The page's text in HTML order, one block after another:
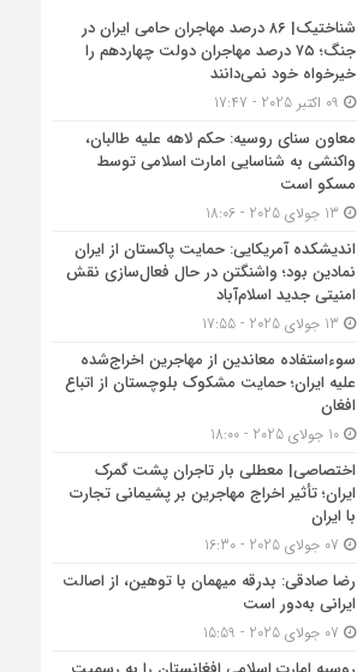
شناختیک| ۸۶ درصد مهاجران حامی ایران در
جنگ؛ ۷۵ درصد مهاجران دولت چهاردهم را
خیرخواه خود نمی‌دانند
معاون سنای روسیه: حکم لاهه علیه طالبان،
واکنشی به شناسایی امارت اسلامی توسط
مسکو است
اندیشکده آمریکایی: حمایت پاکستان از ایران
نمادین بود؛ واشنگتن در حال فعال‌سازی نقش
امنیتی جدید اسلام‌آباد
سوءاستفاده معاندین از مهاجرین اخراج‌شده
علیه ایران؛ حمایت مشکوک بلوچستان از اتباع
افغان
10 جولای 2025 - 18:00
اختصاصی| معطلی بار تاجران پشت گمرک
ایران؛ تأثیر اخراج مهاجرین بر پشیمانی تجارت
با ایران
رضا صادقی: بدرقه میهمان با توهین، از اصالت
ایرانی به‌دور است